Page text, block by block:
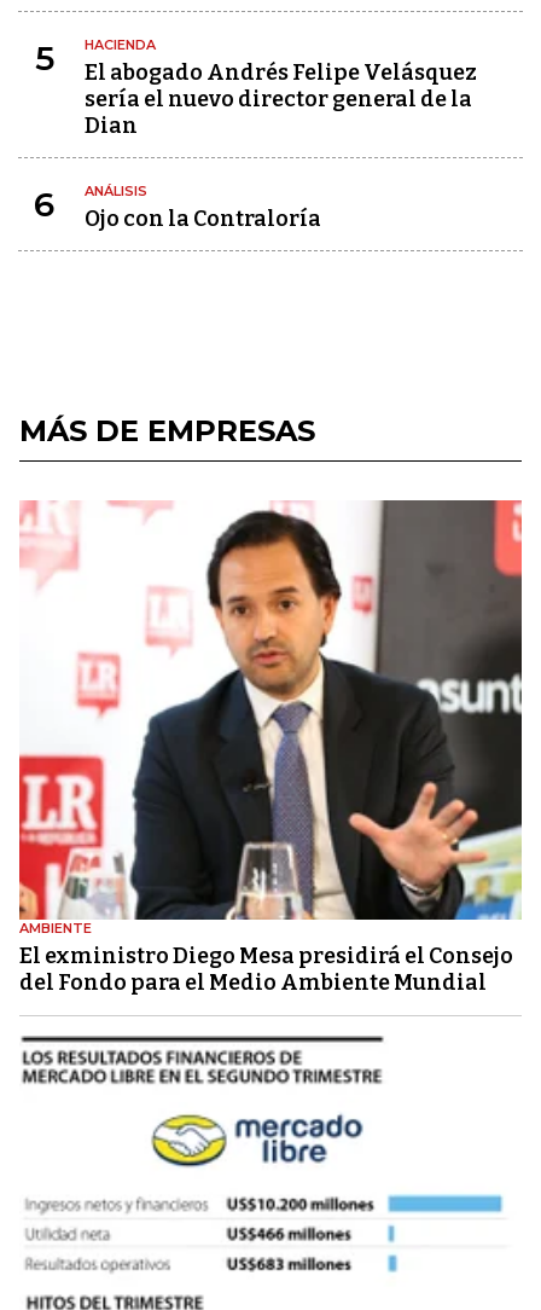
5 HACIENDA
El abogado Andrés Felipe Velásquez
sería el nuevo director general de la
Dian
6 ANÁLISIS
Ojo con la Contraloría
MÁS DE EMPRESAS
AMBIENTE
El exministro Diego Mesa presidirá el Consejo
del Fondo para el Medio Ambiente Mundial